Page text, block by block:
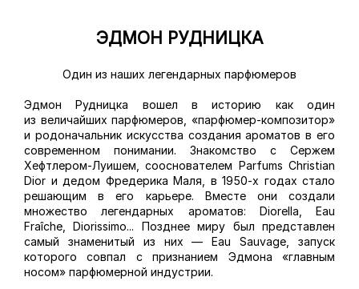
ЭДМОН РУДНИЦКА
Один из наших легендарных парфюмеров
Эдмон Рудницка вошел в историю как один
из величайших парфюмеров, «парфюмер-композитор»
и родоначальник искусства создания ароматов в его
современном понимании. Знакомство с Сержем
Хефтлером-Луишем, сооснователем Parfums Christian
Dior и дедом Фредерика Маля, в 1950-х годах стало
решающим в его карьере. Вместе они создали
множество легендарных ароматов: Diorella, Eau
Fraîche, Diorissimo... Позднее миру был представлен
самый знаменитый из них — Eau Sauvage, запуск
которого совпал с признанием Эдмона «главным
носом» парфюмерной индустрии.